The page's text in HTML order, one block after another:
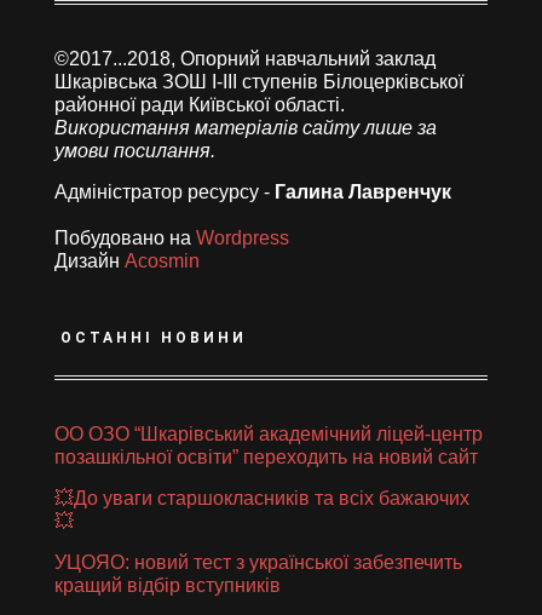
©2017...2018, Опорний навчальний заклад
Шкарівська ЗОШ І-ІІІ ступенів Білоцерківської
районної ради Київської області.
Використання матеріалів сайту лише за
умови посилання.
Адміністратор ресурсу - Галина Лавренчук
Побудовано на Wordpress
Дизайн Acosmin
ОСТАННІ НОВИНИ
ОО ОЗО “Шкарівський академічний ліцей-центр
позашкільної освіти” переходить на новий сайт
💥До уваги старшокласників та всіх бажаючих
💥
УЦОЯО: новий тест з української забезпечить
кращий відбір вступників